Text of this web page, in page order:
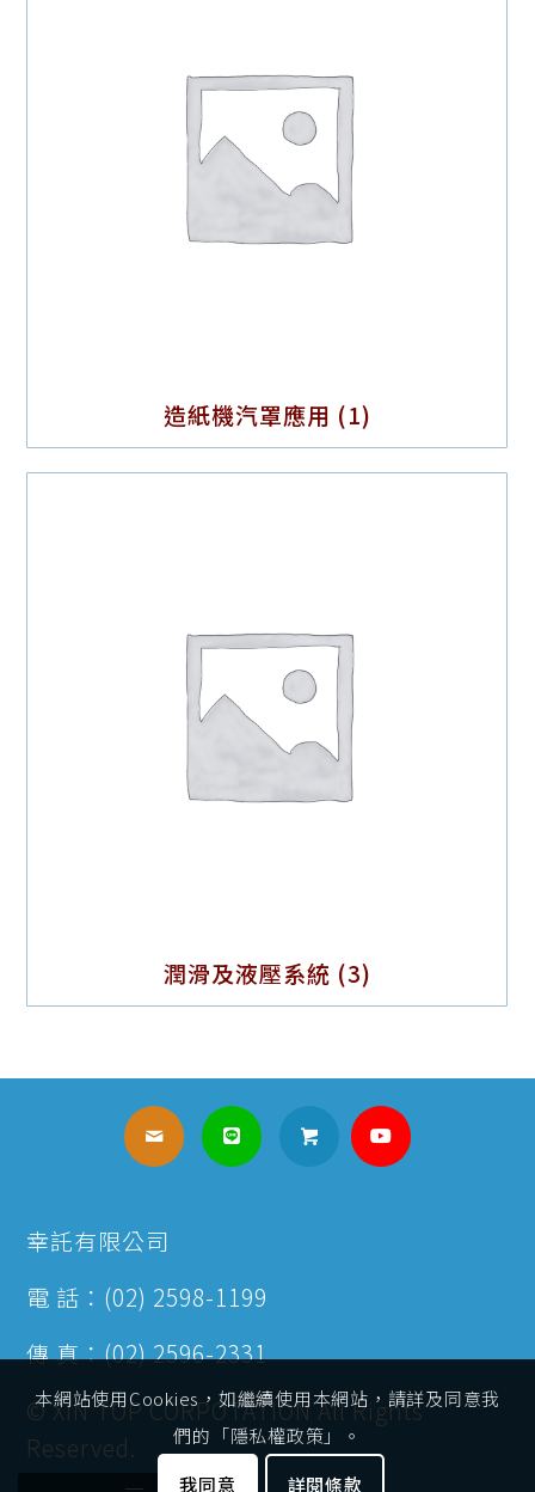
造紙機汽罩應用 (1)
潤滑及液壓系統 (3)
幸託有限公司
電 話：(02) 2598-1199
傳 真：(02) 2596-2331
© XIN TOP CORPOTATION All Rights
Reserved.
本網站使用Cookies，如繼續使用本網站，請詳及同意我
們的「隱私權政策」。
我同意
詳閱條款